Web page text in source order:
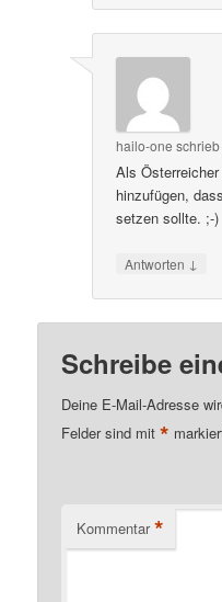
hailo-one schrieb
Als
hinzufügen,
setzen sollte. ;-)
Antworten ↓
Schreibe
Deine E-Mail-Adresse
Felder sind mit*
Kommentar *